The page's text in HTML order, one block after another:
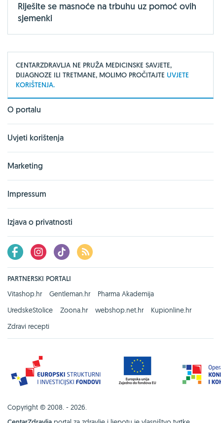
Riješite se masnoće na trbuhu uz pomoć ovih
sjemenki
CENTARZDRAVLJA NE PRUŽA MEDICINSKE SAVJETE,
DIJAGNOZE ILI TRETMANE, MOLIMO PROČITAJTE UVJETE
KORIŠTENJA.
O portalu
Uvjeti korištenja
Marketing
Impressum
Izjava o privatnosti
PARTNERSKI PORTALI
Vitashop.hr
Gentleman.hr
Pharma Akademija
UredskeStolice
Zoona.hr webshop.net.hr
Kupionline.hr
Zdravi recepti
Copyright © 2008. - 2026.